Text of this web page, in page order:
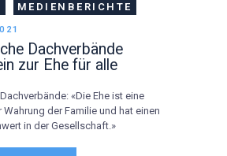
MEDIENBERICHTE
Dachverbände
zur Ehe für alle
«Die Ehe ist eine
der Familie und hat einen
in der Gesellschaft.»